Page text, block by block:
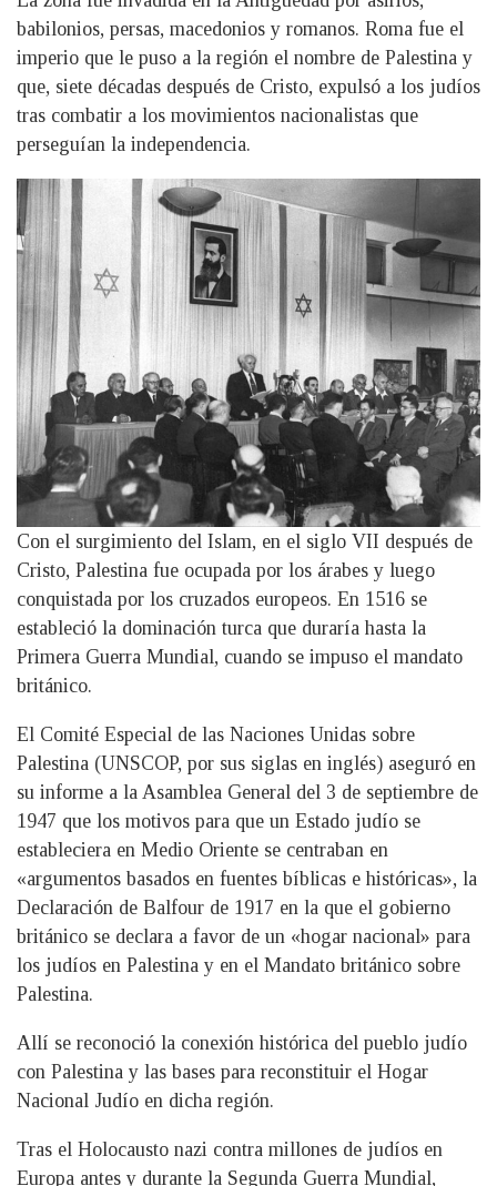
babilonios, persas, macedonios y romanos. Roma fue el
imperio que le puso a la región el nombre de Palestina y
que, siete décadas después de Cristo, expulsó a los judíos
tras combatir a los movimientos nacionalistas que
perseguían la independencia.
Con el surgimiento del Islam, en el siglo VII después de
Cristo, Palestina fue ocupada por los árabes y luego
conquistada por los cruzados europeos. En 1516 se
estableció la dominación turca que duraría hasta la
Primera Guerra Mundial, cuando se impuso el mandato
británico.
El Comité Especial de las Naciones Unidas sobre
Palestina (UNSCOP, por sus siglas en inglés) aseguró en
su informe a la Asamblea General del 3 de septiembre de
1947 que los motivos para que un Estado judío se
estableciera en Medio Oriente se centraban en
«argumentos basados en fuentes bíblicas e históricas», la
Declaración de Balfour de 1917 en la que el gobierno
británico se declara a favor de un «hogar nacional» para
los judíos en Palestina y en el Mandato británico sobre
Palestina.
Allí se reconoció la conexión histórica del pueblo judío
con Palestina y las bases para reconstituir el Hogar
Nacional Judío en dicha región.
Tras el Holocausto nazi contra millones de judíos en
Europa antes y durante la Segunda Guerra Mundial,